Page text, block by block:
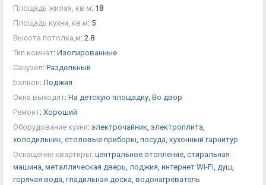
Площадь жилая, кв.м: 18
Площадь кухни, кв.м: 5
Высота потолка,м: 2.8
Тип комнат: Изолированные
Санузел: Раздельный
Балкон:Лоджия
Окна выходят: На детскую площадку, Во двор
Ремонт: Хороший
Оборудование кухни: электрочайник, электроплита,
холодильник, столовые приборы, посуда, кухонный гарнитур
Оснащение квартиры: центральное отопление, стиральная
машина, металлическая дверь, лоджия, интернет Wi-Fi, душ,
горячая вода, гладильная доска, водонагреватель